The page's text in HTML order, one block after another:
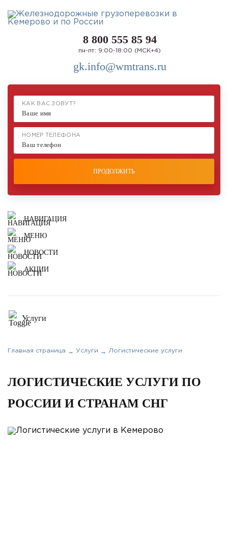
КАК ВАС ЗОВУТ?
НОМЕР ТЕЛЕФОНА
ПРОДОЛЖИТЬ
8 800 555 85 94
пн-пт: 9:00-18:00 (МСК+4)
gk.info@wmtrans.ru
НАВИГАЦИЯ
МЕНЮ
НОВОСТИ
АКЦИИ
Услуги
Автомобильные перевозки
Главная страница → Услуги → Логистические услуги
ЛОГИСТИЧЕСКИЕ УСЛУГИ ПО
РОССИИ И СТРАНАМ СНГ